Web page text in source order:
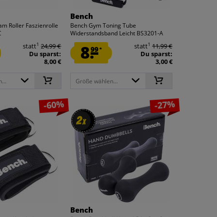
Roller Faszienrolle
statt1 24,99 €
Du sparst:
8,00 €
Bench
Bench Gym Toning Tube
Widerstandsband Leicht BS3201-A
8.99* statt1 11,99 €
Du sparst:
3,00 €
Größe wählen...
-60%
2x
2x
-27%
Bench